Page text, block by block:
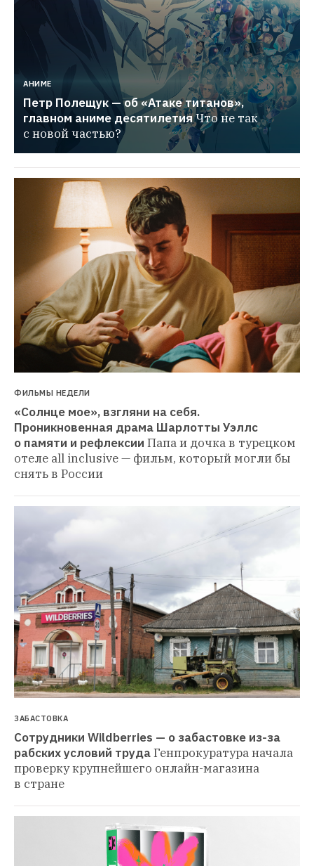
АНИМЕ
Петр Полещук — об «Атаке титанов»,
главном аниме десятилетияЧто не так
с новой частью?
ФИЛЬМЫ НЕДЕЛИ
«Солнце мое», взгляни на себя.
Проникновенная драма Шарлотты Уэллс
о памяти и рефлексии Папа и дочка в турецком
отеле all inclusive — фильм, который могли бы
снять в России
ЗАБАСТОВКА
Сотрудники Wildberries — о забастовке из-за
рабских условий трудаГенпрокуратура начала
проверку крупнейшего онлайн-магазина
в стране